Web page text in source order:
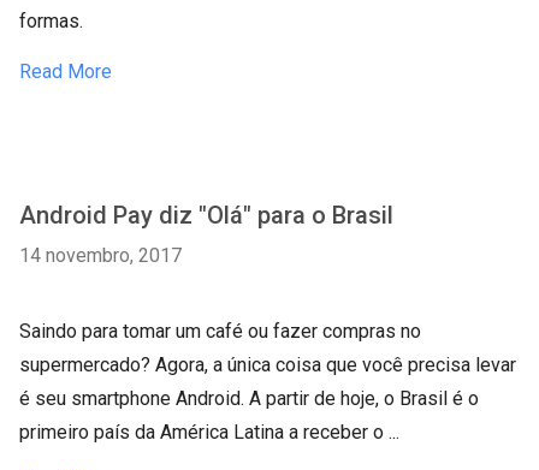
formas.
Read More
Android Pay diz "Olá" para o Brasil
14 novembro, 2017
Saindo para tomar um café ou fazer compras no
supermercado? Agora, a única coisa que você precisa levar
é seu smartphone Android. A partir de hoje, o Brasil é o
primeiro país da América Latina a receber o ...